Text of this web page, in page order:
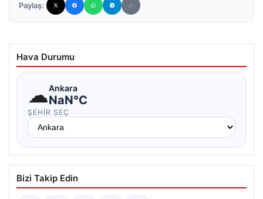
Paylaş:
Hava Durumu
☁Ankara
NaN°C
ŞEHIR SEÇ
Bizi Takip Edin